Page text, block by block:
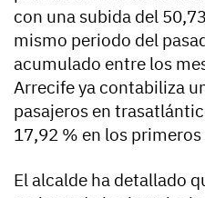
con una subida del
mismo periodo del
acumulado entre los
Arrecife ya contabiliza
pasajeros en
17,92 % en los
El alcalde ha detallado